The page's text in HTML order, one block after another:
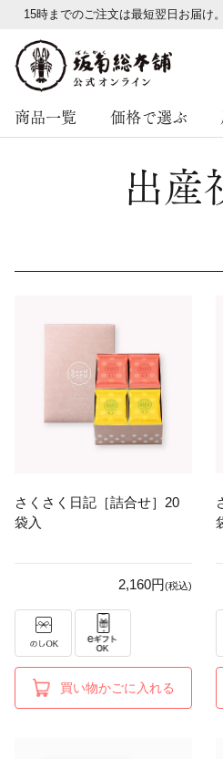
15時までのご注文は最短翌日お届け
商品一覧 価格で選ぶ
出産
さくさく日記［詰合せ］20
袋入
2,160円(税込)
買い物かごに入れる